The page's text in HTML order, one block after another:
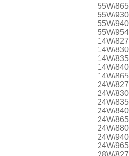
55W/865
55W/930
55W/940
55W/954
14W/827
14W/830
14W/835
14W/840
14W/865
24W/827
24W/830
24W/835
24W/840
24W/865
24W/880
24W/940
24W/965